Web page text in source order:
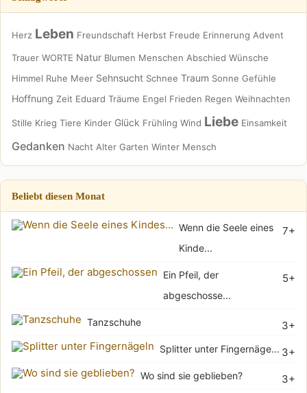
Herz Leben Freundschaft Herbst Freude Erinnerung Advent
Trauer WORTE Natur Blumen Menschen Abschied Wünsche
Himmel Ruhe Meer Sehnsucht Schnee Traum Sonne Gefühle
Hoffnung Zeit Eduard Träume Engel Frieden Regen Weihnachten
Stille Krieg Tiere Kinder Glück Frühling Wind Liebe Einsamkeit
Gedanken Nacht Alter Garten Winter Mensch
Beliebt diesen Monat
7+
Wenn die Seele eines
Kinde...
5+
Ein Pfeil, der
abgeschosse...
3+
Tanzschuhe
3+
Splitter unter Fingernäge...
3+
Wo sind sie geblieben?